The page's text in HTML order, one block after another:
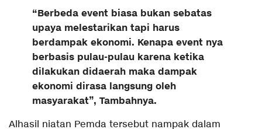
“Berbeda event biasa bukan sebatas
upaya melestarikan tapi harus
berdampak ekonomi. Kenapa event nya
berbasis pulau-pulau karena ketika
dilakukan didaerah maka dampak
ekonomi dirasa langsung oleh
masyarakat”, Tambahnya.
Alhasil niatan Pemda tersebut nampak dalam